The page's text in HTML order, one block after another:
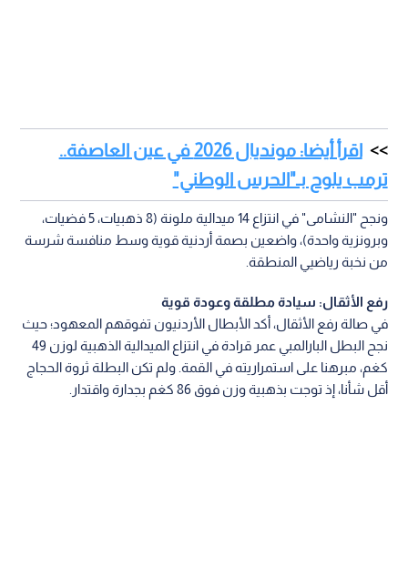
اقرأ أيضا: مونديال 2026 في عين العاصفة..
ترمب يلوح بـ"الحرس الوطني"
ونجح "النشامى" في انتزاع 14 ميدالية ملونة (8 ذهبيات، 5 فضيات،
وبرونزية واحدة)، واضعين بصمة أردنية قوية وسط منافسة شرسة
من نخبة رياضيي المنطقة.
رفع الأثقال: سيادة مطلقة وعودة قوية
في صالة رفع الأثقال، أكد الأبطال الأردنيون تفوقهم المعهود؛ حيث
نجح البطل البارالمبي عمر قرادة في انتزاع الميدالية الذهبية لوزن 49
كغم، مبرهنا على استمراريته في القمة. ولم تكن البطلة ثروة الحجاج
أقل شأنا، إذ توجت بذهبية وزن فوق 86 كغم بجدارة واقتدار.